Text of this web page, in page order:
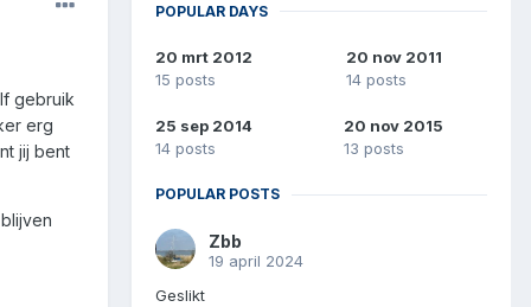
gebruik
erg
jij bent
POPULAR DAYS
20 mrt 2012
15 posts
20 nov 2011
14 posts
25 sep 2014
14 posts
20 nov 2015
13 posts
POPULAR POSTS
Zbb
19 april 2024
Geslikt